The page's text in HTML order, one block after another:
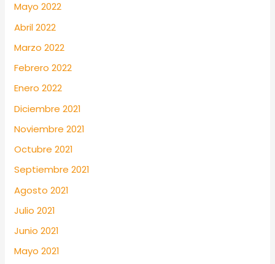
Mayo 2022
Abril 2022
Marzo 2022
Febrero 2022
Enero 2022
Diciembre 2021
Noviembre 2021
Octubre 2021
Septiembre 2021
Agosto 2021
Julio 2021
Junio 2021
Mayo 2021